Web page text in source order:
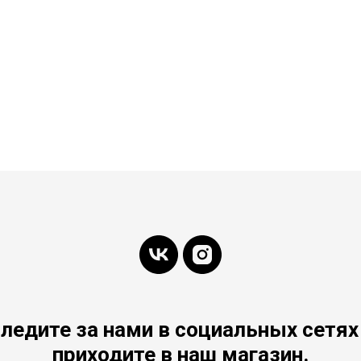
за нами в социальных
приходите в наш магазин.